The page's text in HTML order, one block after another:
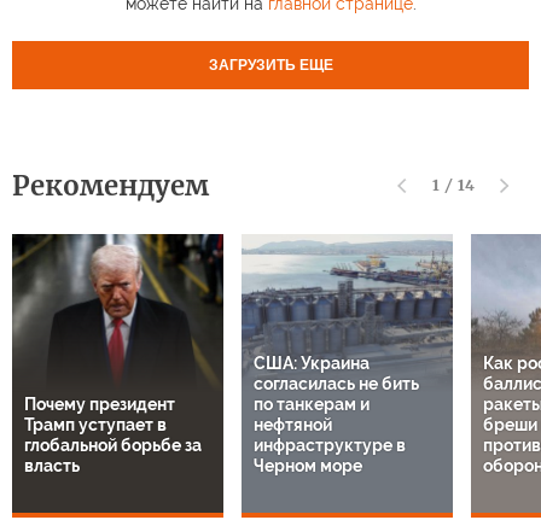
ЗАГРУЗИТЬ ЕЩЕ
Рекомендуем 1 / 14
Почему президент
Трамп уступает в
глобальной борьбе за
власть
США: Украина
согласилась не бить
по танкерам и
нефтяной
инфраструктуре в
Черном море
Как
бреши